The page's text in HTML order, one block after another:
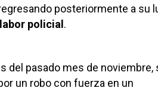
posteriormente a su
policial .
del pasado mes de noviembre,
un robo con fuerza en un